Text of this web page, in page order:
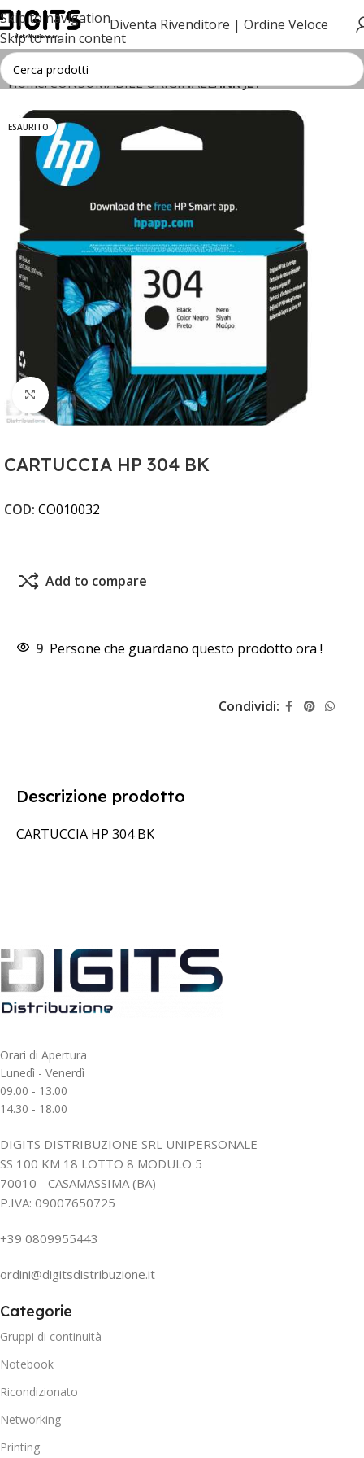
Skip to navigation
Skip to main content
Diventa Rivenditore | Ordine Veloce
Home CONSUMABILE ORIGINALE INK JET
ESAURITO
Clicca per ingrandire
CARTUCCIA HP 304 BK
COD: CO010032
Add to compare
9 Persone che guardano questo prodotto ora !
Condividi:
Descrizione prodotto
CARTUCCIA HP 304 BK
Orari di Apertura
Lunedì - Venerdì
09.00 - 13.00
14.30 - 18.00
DIGITS DISTRIBUZIONE SRL UNIPERSONALE
SS 100 KM 18 LOTTO 8 MODULO 5
70010 - CASAMASSIMA (BA)
P.IVA: 09007650725
+39 0809955443
ordini@digitsdistribuzione.it
Categorie
Gruppi di continuità
Notebook
Ricondizionato
Networking
Printing